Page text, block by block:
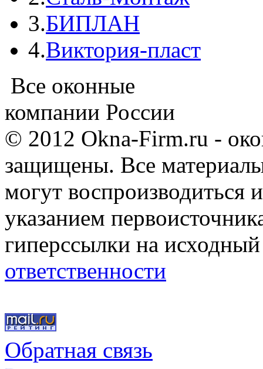
3.БИПЛАН
4.Виктория-пласт
Все оконные
компании России
© 2012 Okna-Firm.ru -
защищены. Все
могут воспроизводиться
указанием
гиперссылки на
ответственности
Обратная связь